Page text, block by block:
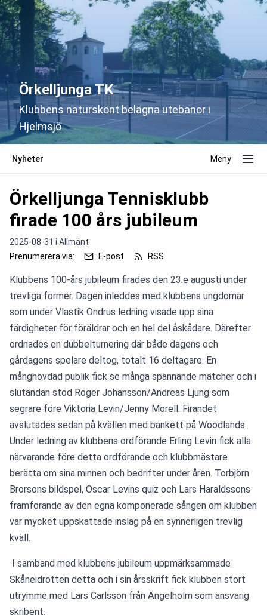
Örkelljunga TK
Klubbens naturskönt belägna utebanor i
Hjelmsjö
Nyheter Meny
Örkelljunga Tennisklubb
firade 100 års jubileum
2025-08-31 i Allmänt
Prenumerera via:
E-post RSS
Klubbens 100-års jubileum firades den 23:e augusti under
trevliga former. Dagen inleddes med klubbens ungdomar
som under Vlastik Ondrus ledning visade upp sina
färdigheter för föräldrar och en hel del åskådare. Därefter
ordnades en dubbelturnering där både dagens och
gårdagens spelare deltog, totalt 16 deltagare. En
månghövdad publik fick se många spännande matcher och i
slutändan stod Roger Johansson/Andreas Ljung som
segrare före Viktoria Levin/Jenny Morell. Firandet
avslutades sedan på kvällen med bankett på Woodlands.
Under ledning av klubbens ordförande Erling Levin fick alla
närvarande före detta ordförande och klubbmästare
berätta om sina minnen och bedrifter under åren. Torbjörn
Brorsons bildspel, Oscar Levins quiz och Lars Haraldssons
framförande av den egna komponerade sången om klubben
var mycket uppskattade inslag på en synnerligen trevlig
kväll.
I samband med klubbens jubileum uppmärksammade
Skåneidrotten detta och i sin årsskrift fick klubben stort
utrymme med Lars Carlsson från Ängelholm som ansvarig
skribent.